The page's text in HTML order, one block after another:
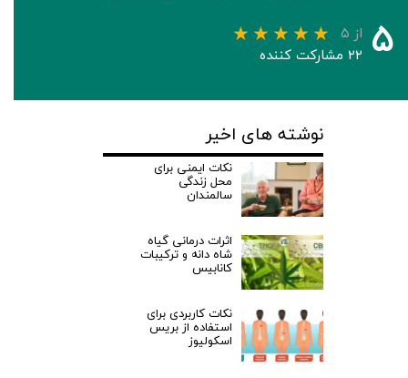
۵ از ۵
۲۲ مشارکت کننده
نوشته های اخیر
نکات ایمنی برای
محل زندگی
سالمندان
اثرات درمانی گیاه
شاه دانه و ترکیبات
کانابیس
نکات کاربردی برای
استفاده از بریس
اسکولیوز